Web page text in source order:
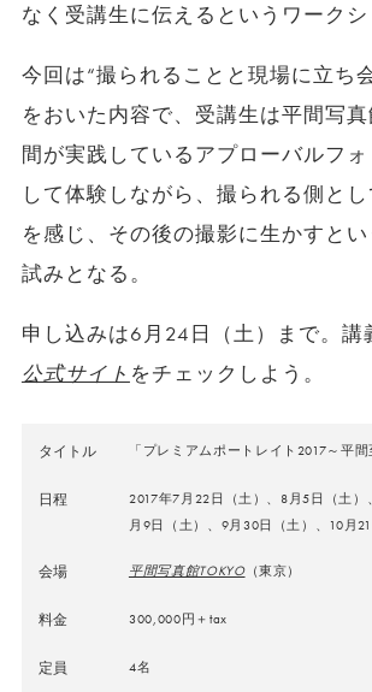
なく受講生に伝えるというワークシ
今回は“撮られることと現場に立ち
をおいた内容で、受講生は平間写真
間が実践しているアプローバルフ
して体験しながら、撮られる側と
を感じ、その後の撮影に生かすと
試みとなる。
申し込みは6月24日（土）まで。講
公式サイト をチェックしよう。
タイトル 「プレミアムポートレイト2017～平間
日程
2017年7月22日（土）、8月5日（土
月9日（土）、9月30日（土）、10月
会場 平間写真館TOKYO（東京）
料金 300,000円＋tax
定員 4名